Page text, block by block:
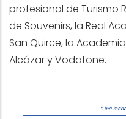
profesional de Turismo
de Souvenirs, la Real
San Quirce, la
Alcázar y Vodafone.